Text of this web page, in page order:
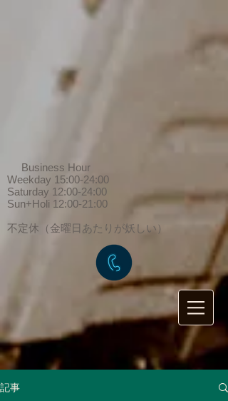
Business Hour
Weekday 15:00-24:00
Saturday 12:00-24:00
Sun+Holi 12:00-21:00
​不定休（金曜日あたりが妖しい）
記事